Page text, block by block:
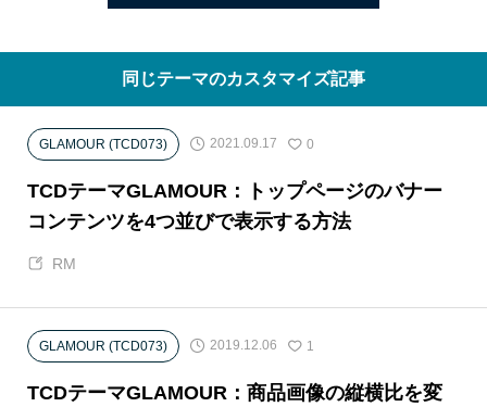
同じテーマのカスタマイズ記事
GLAMOUR (TCD073) 2021.09.17 0
TCDテーマGLAMOUR：トップページのバナー
コンテンツを4つ並びで表示する方法
RM
GLAMOUR (TCD073) 2019.12.06 1
TCDテーマGLAMOUR：商品画像の縦横比を変